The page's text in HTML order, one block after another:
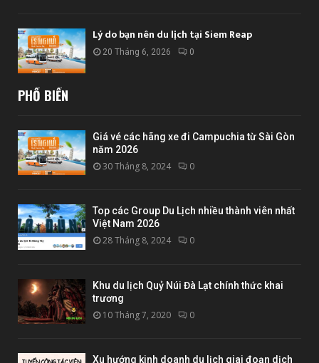
Lý do bạn nên du lịch tại Siem Reap
20 Tháng 6, 2026 0
PHỔ BIẾN
Giá vé các hãng xe đi Campuchia từ Sài Gòn
năm 2026
30 Tháng 8, 2024 0
Top các Group Du Lịch nhiều thành viên nhất
Việt Nam 2026
28 Tháng 8, 2024 0
Khu du lịch Quỷ Núi Đà Lạt chính thức khai
trương
10 Tháng 7, 2020 0
Xu hướng kinh doanh du lịch giai đoạn dịch